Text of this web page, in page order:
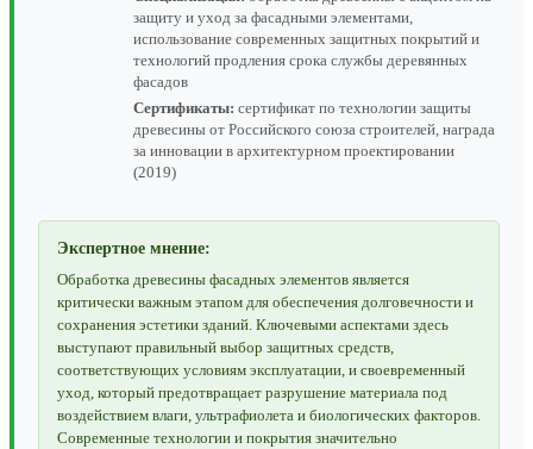
защиту и уход за фасадными элементами,
использование современных защитных покрытий и
технологий продления срока службы деревянных
фасадов
Сертификаты: сертификат по технологии защиты
древесины от Российского союза строителей, награда
за инновации в архитектурном проектировании
(2019)
Экспертное мнение:
Обработка древесины фасадных элементов является
критически важным этапом для обеспечения долговечности и
сохранения эстетики зданий. Ключевыми аспектами здесь
выступают правильный выбор защитных средств,
соответствующих условиям эксплуатации, и своевременный
уход, который предотвращает разрушение материала под
воздействием влаги, ультрафиолета и биологических факторов.
Современные технологии и покрытия значительно